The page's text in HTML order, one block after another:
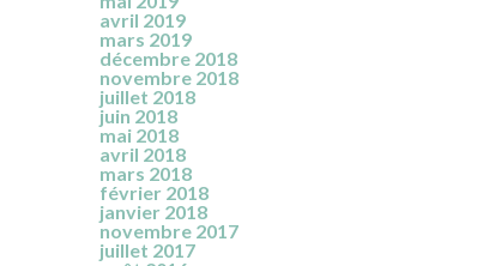
avril 2019
mars 2019
décembre 2018
novembre 2018
juillet 2018
juin 2018
mai 2018
avril 2018
mars 2018
février 2018
janvier 2018
novembre 2017
juillet 2017